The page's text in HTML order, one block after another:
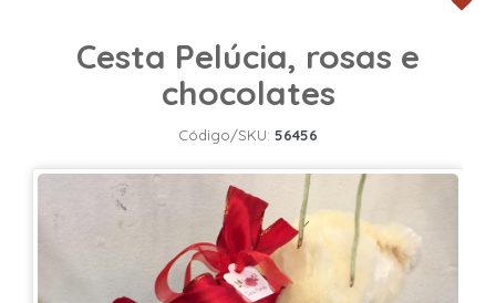
PLANTADAS
Cesta Pelúcia, rosas e
chocolates
Código/SKU: 56456